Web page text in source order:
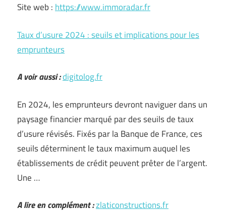
Site web : https://www.immoradar.fr
Taux d’usure 2024 : seuils et implications pour les
emprunteurs
A voir aussi :digitolog.fr
En 2024, les emprunteurs devront naviguer dans un
paysage financier marqué par des seuils de taux
d’usure révisés. Fixés par la Banque de France, ces
seuils déterminent le taux maximum auquel les
établissements de crédit peuvent prêter de l’argent.
Une …
A lire en complément :zlaticonstructions.fr